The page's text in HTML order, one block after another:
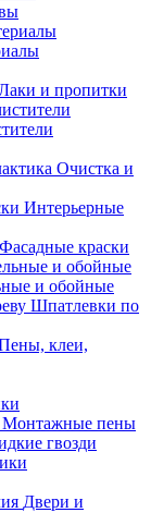
и пропитки
Очистка и
Интерьерные
Фасадные краски
и обойные
Шпатлевки по
клеи,
Монтажные пены
гвозди
Двери и